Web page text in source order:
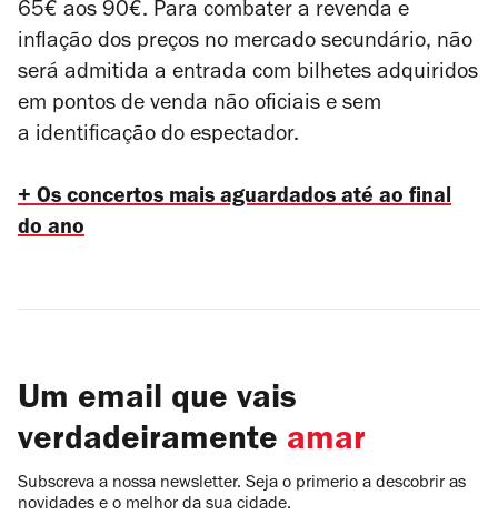
65€ aos 90€. Para combater a revenda e
inflação dos preços no mercado secundário, não
será admitida a entrada com bilhetes adquiridos
em pontos de venda não oficiais e sem
a identificação do espectador.
+ Os concertos mais aguardados até ao final
do ano
Um email que vais
verdadeiramente amar
Subscreva a nossa newsletter. Seja o primerio a descobrir as
novidades e o melhor da sua cidade.